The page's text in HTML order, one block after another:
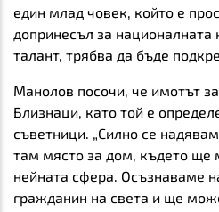
един млад човек, който е
допринесъл за националната
талант, трябва да бъде
Манолов посочи, че имотът
Близнаци, като той е
съветници.
„Силно се
там място за дом, където ще
нейната сфера. Осъзнаваме
гражданин на света и ще